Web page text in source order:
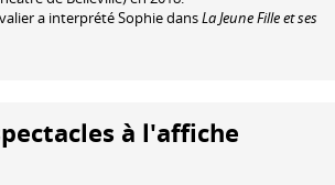
a interprété Sophie dansLa Jeune Fille et ses
à l'affiche